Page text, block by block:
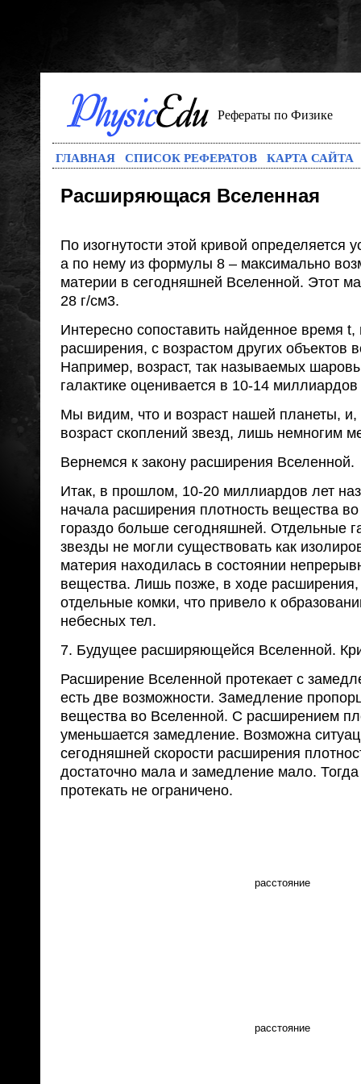
Рефераты по Физике
ГЛАВНАЯ СПИСОК РЕФЕРАТОВ КАРТА САЙТА
Расширяющася Вселенная
По изогнутости этой кривой определяется
а по нему из формулы 8 – максимально
материи в сегодняшней Вселенной. Этот
28 г/см3.
Интересно сопоставить найденное время
расширения, с возрастом других объектов
Например, возраст, так называемых
галактике оценивается в 10-14 миллиардов
Мы видим, что и возраст нашей планеты,
возраст скоплений звезд, лишь немногим
Вернемся к закону расширения Вселенной.
Итак, в прошлом, 10-20 миллиардов лет
начала расширения плотность вещества
гораздо больше сегодняшней. Отдельные
звезды не могли существовать как
материя находилась в состоянии
вещества. Лишь позже, в ходе расширения,
отдельные комки, что привело к
небесных тел.
7. Будущее расширяющейся Вселенной.
Расширение Вселенной протекает с
есть две возможности. Замедление
вещества во Вселенной. С расширением
уменьшается замедление. Возможна
сегодняшней скорости расширения
достаточно мала и замедление мало.
протекать не ограничено.
расстояние
расстояние